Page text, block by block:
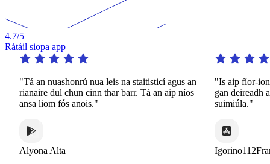
4.7/5
Rátáil siopa app
"Tá an nuashonrú nua leis na staitisticí agus an
rianaire dul chun cinn thar barr. Tá an aip níos
ansa liom fós anois."
Alyona Alta
"Is aip fíor-
gan deireadh ar
suimiúla."
Igorino112France